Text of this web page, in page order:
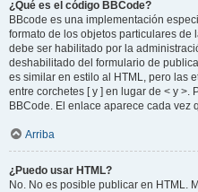
¿Qué es el código BBCode?
BBcode es una implementación
formato de los objetos particulares de
debe ser habilitado por la
deshabilitado del formulario de
es similar en estilo al HTML, pero las
entre corchetes [ y ] en lugar de < y >.
BBCode. El enlace aparece cada vez
Arriba
¿Puedo usar HTML?
No. No es posible publicar en HTML.